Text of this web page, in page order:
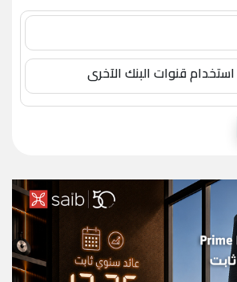
قنوات البنك الآخرى